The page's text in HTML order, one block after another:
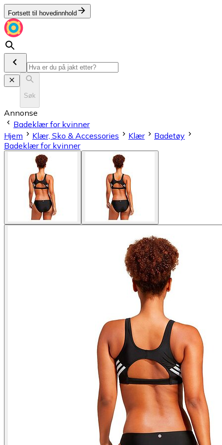
Fortsett til hovedinnhold
Søk
Annonse
Badeklær for kvinner
Hjem
Klær, Sko & Accessories Klær
Badetøy
Badeklær for kvinner